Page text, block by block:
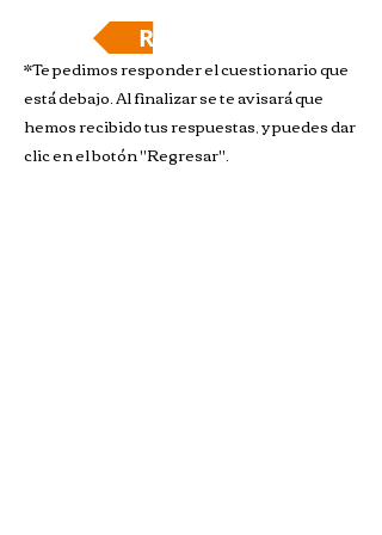
Regresar
*Te pedimos responder el cuestionario que
está debajo. Al finalizar se te avisará que
hemos recibido tus respuestas, y puedes dar
clic en el botón "Regresar".